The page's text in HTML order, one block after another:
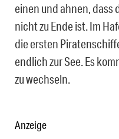
einen und ahnen, dass
nicht zu Ende ist. Im
die ersten
endlich zur See. Es
zu wechseln.
Anzeige